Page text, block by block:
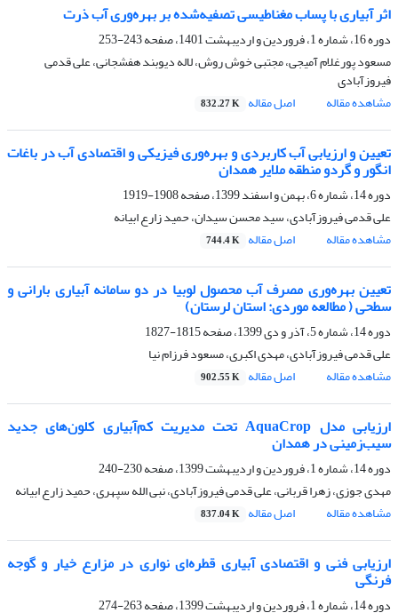
اثر آبیاری با پساب مغناطیسی تصفیه‌شده بر بهره‌وری آب ذرت
دوره 16، شماره 1، فروردین و اردیبهشت 1401، صفحه
243-253
مسعود پورغلام آمیجی، مجتبی خوش روش، لاله دیوبند هفشجانی، علی قدمی
فیروزآبادی
مشاهده مقاله
اصل مقاله 832.27 K
تعیین و ارزیابی آب کاربردی و بهره‌وری فیزیکی و اقتصادی آب در باغات
انگور و گردو منطقه ملایر همدان
دوره 14، شماره 6، بهمن و اسفند 1399، صفحه
1908-1919
علی قدمی فیروزآبادی، سید محسن سیدان، حمید زارع ابیانه
مشاهده مقاله
اصل مقاله 744.4 K
تعیین بهره‌وری مصرف آب محصول لوبیا در دو سامانه آبیاری بارانی و
سطحی ( مطالعه موردی: استان لرستان)
دوره 14، شماره 5، آذر و دی 1399، صفحه
1815-1827
علی قدمی فیروزآبادی، مهدی اکبری، مسعود فرزام نیا
مشاهده مقاله
اصل مقاله 902.55 K
ارزیابی مدل AquaCrop تحت مدیریت کم‌آبیاری کلون‌های جدید
سیب‌زمینی در همدان
دوره 14، شماره 1، فروردین و اردیبهشت 1399، صفحه
230-240
مهدی جوزی، زهرا قربانی، علی قدمی فیروزآبادی، نبی الله سپهری، حمید زارع ابیانه
مشاهده مقاله
اصل مقاله 837.04 K
ارزیابی فنی و اقتصادی آبیاری قطره‌ای نواری در مزارع خیار و گوجه
فرنگی
دوره 14، شماره 1، فروردین و اردیبهشت 1399، صفحه 263-274